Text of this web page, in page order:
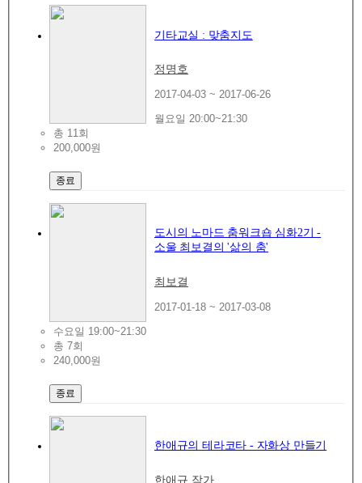
기타교실 : 맞춤지도
정명호
2017-04-03 ~ 2017-06-26
월요일 20:00~21:30
총 11회
200,000원
종료
도시의 노마드 춤워크숍 심화2기 -
소울 최보결의 '삶의 춤'
최보결
2017-01-18 ~ 2017-03-08
수요일 19:00~21:30
총 7회
240,000원
종료
한애규의 테라코타 - 자화상 만들기
한애규 작가